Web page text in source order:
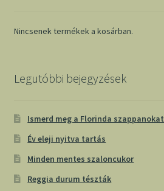
Nincsenek termékek a kosárban.
Legutóbbi bejegyzések
Ismerd meg a Florinda szappanokat
Év eleji nyitva tartás
Minden mentes szaloncukor
Reggia durum tészták